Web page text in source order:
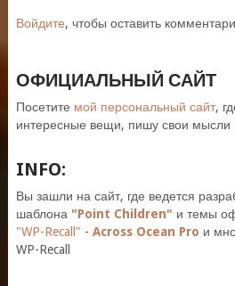
Войдите, чтобы оставить
ОФИЦИАЛЬНЫЙ САЙТ
Посетите мой персональный сайт,
интересные вещи, пишу свои мысли
INFO:
Вы зашли на сайт, где ведется
шаблона "Point Children" и темы
"WP-Recall" - Across Ocean Pro и
WP-Recall